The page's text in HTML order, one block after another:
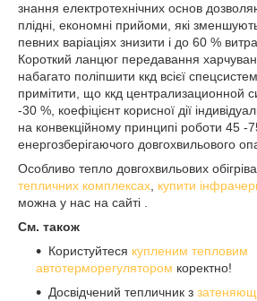
знання електротехнічних основ
плідні, економні прийоми, які
певних варіаціях знизити і до 60 %
Короткий ланцюг передавання
набагато поліпшити ккд всієї
примітити, що ккд централизационной
-30 %, коефіцієнт корисної дії
на конвекційному принципі роботи 45 -
енергозберігаючого довгохвильового
Особливо тепло довгохвильових
тепличних комплексах купити
можна у нас на сайті .
См. також
Користуйтеся купленим тепловим
автотерморегулятором коректно!
Досвідчений тепличник з